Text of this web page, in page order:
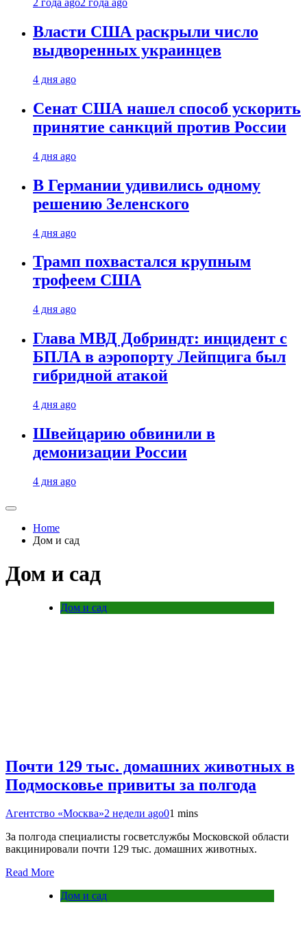
2 года ago2 года ago
Власти США раскрыли число
выдворенных украинцев
4 дня ago
Сенат США нашел способ ускорить
принятие санкций против России
4 дня ago
В Германии удивились одному
решению Зеленского
4 дня ago
Трамп похвастался крупным
трофеем США
4 дня ago
Глава МВД Добриндт: инцидент с
БПЛА в аэропорту Лейпцига был
гибридной атакой
4 дня ago
Швейцарию обвинили в
демонизации России
4 дня ago
Home
Дом и сад
Дом и сад
Дом и сад
Почти 129 тыс. домашних животных в
Подмосковье привиты за полгода
Агентство «Москва»2 недели ago01 mins
За полгода специалисты госветслужбы Московской области
вакцинировали почти 129 тыс. домашних животных.
Read More
Дом и сад